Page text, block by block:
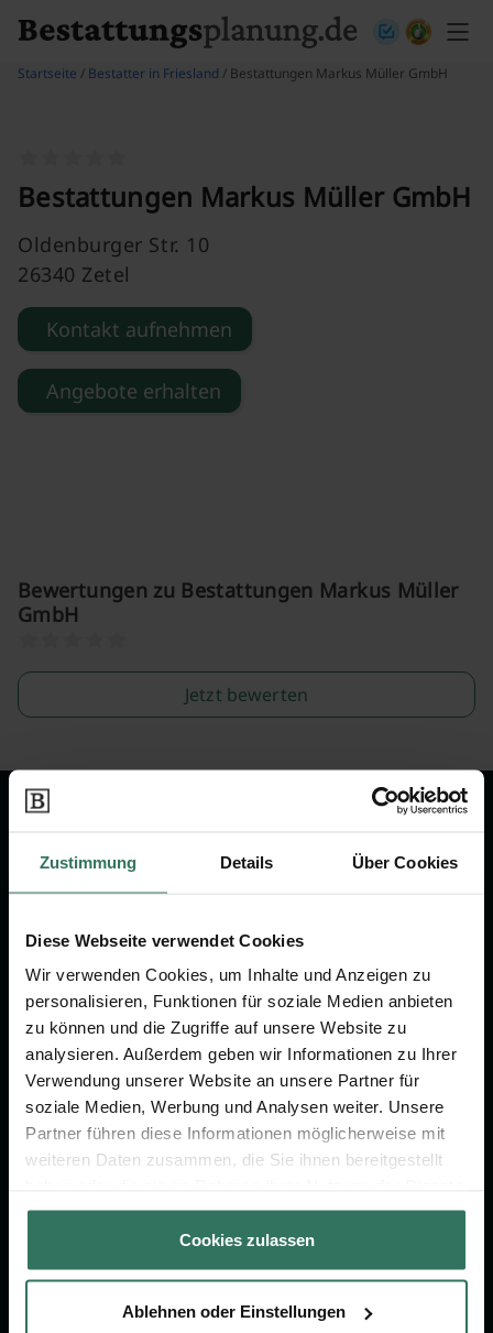
Zustimmung Details Über Cookies
Diese Webseite verwendet Cookies
Wir verwenden Cookies, um Inhalte und Anzeigen zu
personalisieren, Funktionen für soziale Medien anbieten
zu können und die Zugriffe auf unsere Website zu
analysieren. Außerdem geben wir Informationen zu Ihrer
Verwendung unserer Website an unsere Partner für
soziale Medien, Werbung und Analysen weiter. Unsere
Partner führen diese Informationen möglicherweise mit
weiteren Daten zusammen, die Sie ihnen bereitgestellt
gesammelt haben.
Cookies zulassen
Ablehnen oder Einstellungen
Startseite / Bestatter in Friesland / Bestattungen Markus Müller GmbH
Bestattungen Markus Müller GmbH
Oldenburger Str. 10
26340 Zetel
Kontakt aufnehmen
Angebote erhalten
Bewertungen zu Bestattungen Markus Müller
GmbH
Jetzt bewerten
um das Thema Bestattung &
Vorsorge.
FÜR SIE
Vergleich
Ratgeber
Verzeichnis
Für Bestatter
FÜR BESTATTER
Online-Portal
Kostenlos registrieren